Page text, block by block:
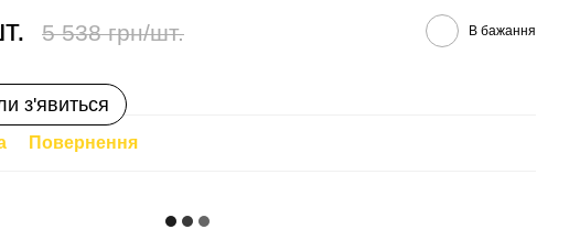
5 538 грн/шт. В бажання
з'явиться
Повернення